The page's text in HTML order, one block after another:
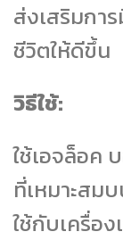
ส่งเสริมกา
ชีวิตให้ดีขึ้น
วิธีใช้:
ใช้เอจล็อค
ที่เหมาะสม
ใช้กับเครื่อง